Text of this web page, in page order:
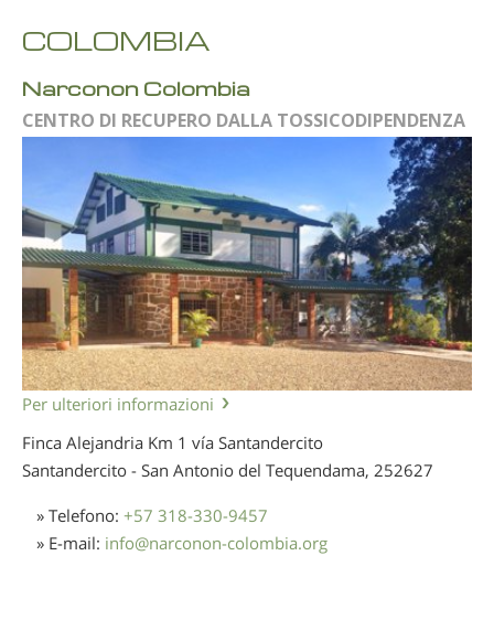
COLOMBIA
Narconon Colombia
CENTRO DI RECUPERO DALLA TOSSICODIPENDENZA
Per ulteriori informazioni
Finca Alejandria Km 1 vía Santandercito
Santandercito - San Antonio del Tequendama, 252627
» Telefono: +57 318-330-9457
» E-mail: info@narconon-colombia.org